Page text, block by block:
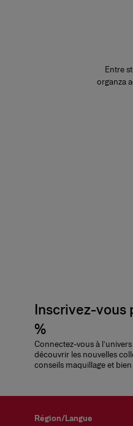
Entre
organza
Inscrivez-vous
%
Connectez-vous à
découvrir les nouvelles
conseils maquillage et
Région/Langue